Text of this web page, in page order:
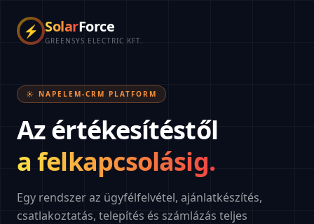
⚡ SolarForce
GREENSYS ELECTRIC KFT.
☀️ NAPELEM-CRM PLATFORM
Az értékesítéstől
a felkapcsolásig.
Egy rendszer az ügyfélfelvétel, ajánlatkészítés,
csatlakoztatás, telepítés és számlázás teljes